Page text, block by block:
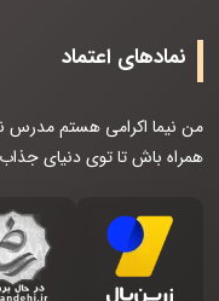
نمادهای اعتماد
من نیما اکرامی هستم مدرس
همراه باش تا توی دنیای